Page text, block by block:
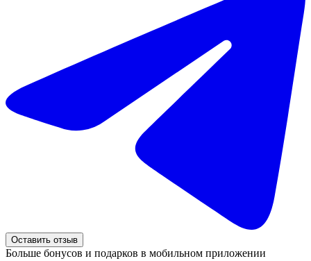
Оставить отзыв
Больше бонусов и подарков в мобильном приложении